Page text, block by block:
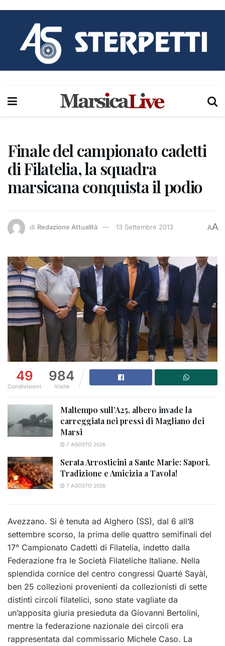
Finale del campionato cadetti
di Filatelia, la squadra
marsicana conquista il podio
di Redazione Attualità 13 Settembre 2013 AA
49
Condivisioni
984
Visite
Maltempo sull’A25, albero invade la
carreggiata nei pressi di Magliano dei
Marsi
7 AGOSTO 2026
Serata Arrosticini a Sante Marie: Sapori,
Tradizione e Amicizia a Tavola!
7 AGOSTO 2026
Avezzano. Si è tenuta ad Alghero (SS), dal 6 all’8
settembre scorso, la prima delle quattro semifinali del
17° Campionato Cadetti di Filatelia, indetto dalla
Federazione fra le Società Filateliche Italiane. Nella
splendida cornice del centro congressi Quarté Sayàl,
ben 25 collezioni provenienti da collezionisti di sette
distinti circoli filatelici, sono state vagliate da
un’apposita giuria presieduta da Giovanni Bertolini,
mentre la federazione nazionale dei circoli era
rappresentata dal commissario Michele Caso. La